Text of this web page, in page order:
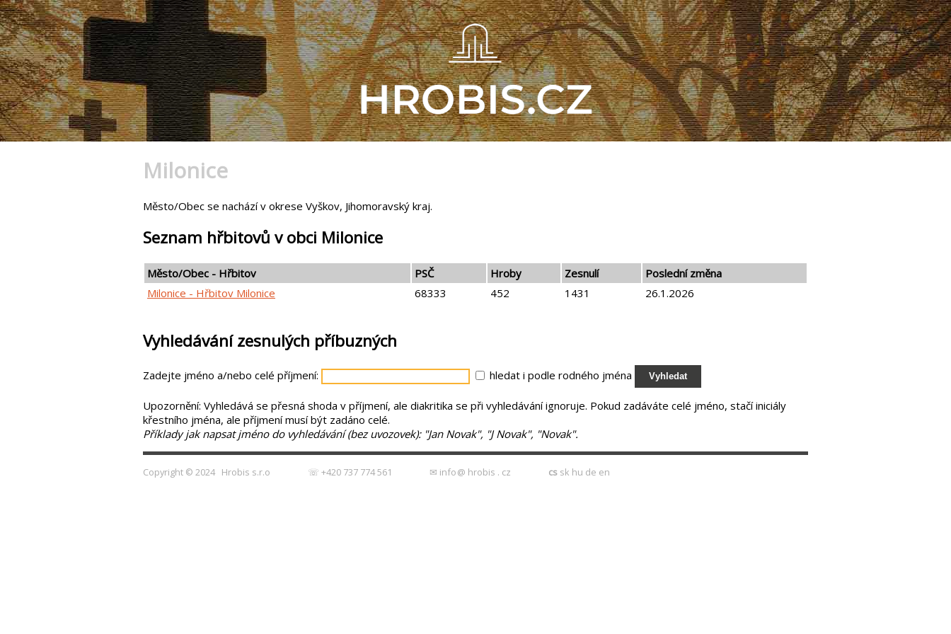
Milonice
Město/Obec se nachází v okrese Vyškov, Jihomoravský kraj.
Seznam hřbitovů v obci Milonice
Město/Obec - Hřbitov PSČ Hroby Zesnulí
Poslední změna
Milonice - Hřbitov Milonice
68333 452 1431 26.1.2026
Vyhledávání zesnulých příbuzných
Zadejte jméno a/nebo celé příjmení: hledat i podle rodného jména Vyhledat
Upozornění: Vyhledává se přesná shoda v příjmení, ale diakritika se při vyhledávání ignoruje. Pokud zadáváte celé jméno, stačí iniciály
křestního jména, ale příjmení musí být zadáno celé.
Příklady jak napsat jméno do vyhledávání (bez uvozovek): "Jan Novak", "J Novak", "Novak".
Copyright © 2024 Hrobis s.r.o ☏ +420 737 774 561 ✉ info@ hrobis . cz cs sk hu de en